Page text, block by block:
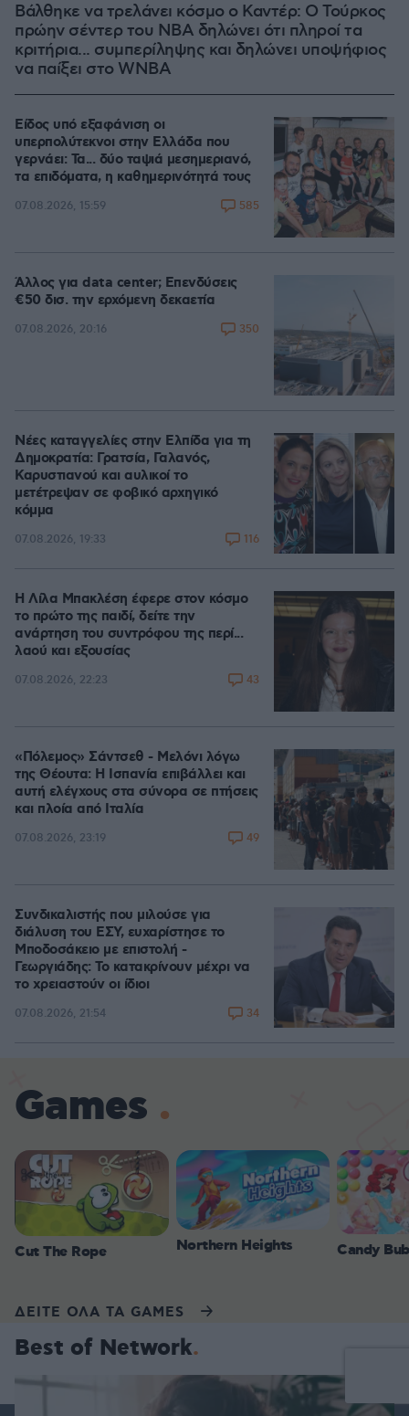
Βάλθηκε να τρελάνει κόσμο ο Καντέρ: Ο Τούρκος
πρώην σέντερ του NBA δηλώνει ότι πληροί τα
κριτήρια... συμπερίληψης και δηλώνει υποψήφιος
να παίξει στο WNBA
Είδος υπό εξαφάνιση οι
υπερπολύτεκνοι στην Ελλάδα που
γερνάει: Τα... δύο ταψιά μεσημεριανό,
τα επιδόματα, η καθημερινότητά τους
07.08.2026, 15:59 585
Άλλος για data center; Επενδύσεις
€50 δισ. την ερχόμενη δεκαετία
07.08.2026, 20:16 350
Νέες καταγγελίες στην Ελπίδα για τη
Δημοκρατία: Γρατσία, Γαλανός,
Καρυστιανού και αυλικοί το
μετέτρεψαν σε φοβικό αρχηγικό
κόμμα
07.08.2026, 19:33 116
Η Λίλα Μπακλέση έφερε στον κόσμο
το πρώτο της παιδί, δείτε την
ανάρτηση του συντρόφου της περί...
λαού και εξουσίας
07.08.2026, 22:23 43
«Πόλεμος» Σάντσεθ - Μελόνι λόγω
της Θέουτα: Η Ισπανία επιβάλλει και
αυτή ελέγχους στα σύνορα σε πτήσεις
και πλοία από Ιταλία
07.08.2026, 23:19 49
Συνδικαλιστής που μιλούσε για
διάλυση του ΕΣΥ, ευχαρίστησε το
Μποδοσάκειο με επιστολή -
Γεωργιάδης: Το κατακρίνουν μέχρι να
το χρειαστούν οι ίδιοι
07.08.2026, 21:54 34
Games
Cut The Rope Northern Heights Candy
ΔΕΙΤΕ ΟΛΑ ΤΑ GAMES
Best of Network